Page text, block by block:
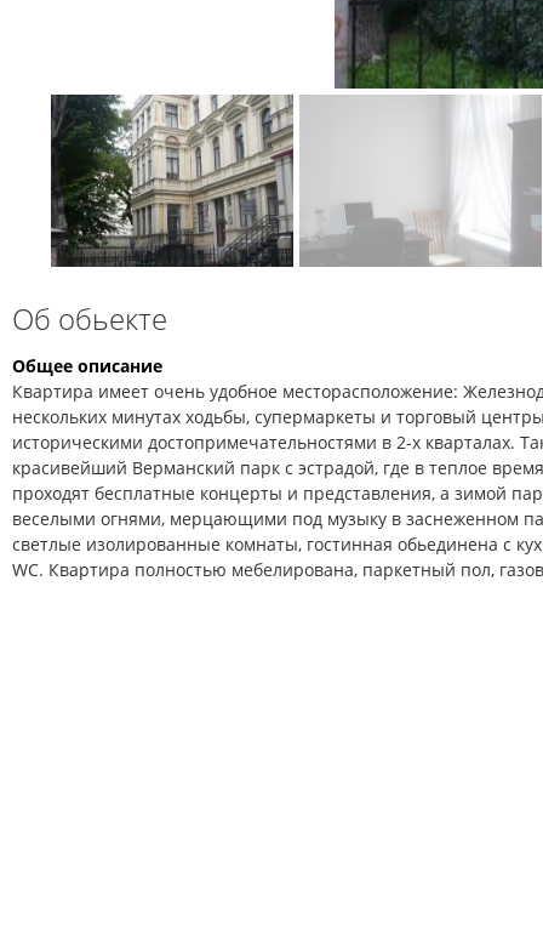
Об обьекте
Общее описание
Квартира имеет очень удобное месторасположение:
нескольких минутах ходьбы, супермаркеты и торговый
историческими достопримечательностями в 2-х кварталах.
красивейший Верманский парк с эстрадой, где в теплое
проходят бесплатные концерты и представления, а зимой
веселыми огнями, мерцающими под музыку в заснеженном
светлые изолированные комнаты, гостинная обьединена с
WC. Квартира полностью мебелирована, паркетный пол,